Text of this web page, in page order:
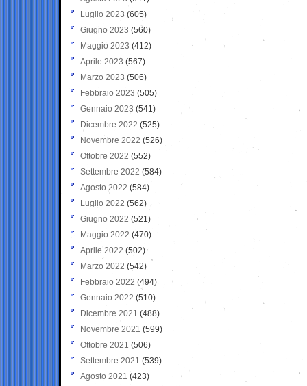
Luglio 2023 (605)
Giugno 2023 (560)
Maggio 2023 (412)
Aprile 2023 (567)
Marzo 2023 (506)
Febbraio 2023 (505)
Gennaio 2023 (541)
Dicembre 2022 (525)
Novembre 2022 (526)
Ottobre 2022 (552)
Settembre 2022 (584)
Agosto 2022 (584)
Luglio 2022 (562)
Giugno 2022 (521)
Maggio 2022 (470)
Aprile 2022 (502)
Marzo 2022 (542)
Febbraio 2022 (494)
Gennaio 2022 (510)
Dicembre 2021 (488)
Novembre 2021 (599)
Ottobre 2021 (506)
Settembre 2021 (539)
Agosto 2021 (423)